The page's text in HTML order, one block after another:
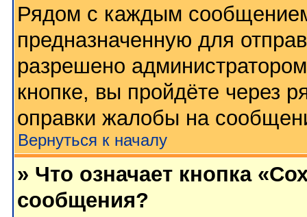
Рядом с каждым
предназначенную для
разрешено
кнопке, вы пройдёте через
оправки жалобы на
Вернуться к началу
» Что означает кнопка
сообщения?